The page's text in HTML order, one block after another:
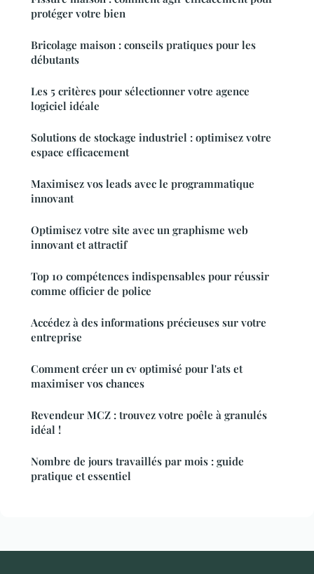
protéger votre bien
Bricolage maison : conseils pratiques pour les
débutants
Les 5 critères pour sélectionner votre agence
logiciel idéale
Solutions de stockage industriel : optimisez votre
espace efficacement
Maximisez vos leads avec le programmatique
innovant
Optimisez votre site avec un graphisme web
innovant et attractif
Top 10 compétences indispensables pour réussir
comme officier de police
Accédez à des informations précieuses sur votre
entreprise
Comment créer un cv optimisé pour l'ats et
maximiser vos chances
Revendeur MCZ : trouvez votre poêle à granulés
idéal !
Nombre de jours travaillés par mois : guide
pratique et essentiel